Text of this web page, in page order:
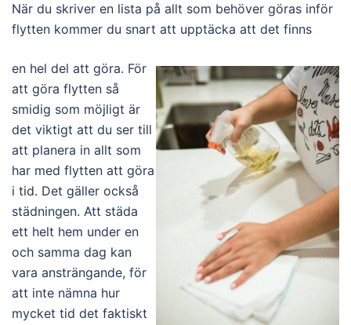
När du skriver en lista på allt som behöver göras inför
flytten kommer du snart att upptäcka att det finns
en hel del att göra. För
att göra flytten så
smidig som möjligt är
det viktigt att du ser till
att planera in allt som
har med flytten att göra
i tid. Det gäller också
städningen. Att städa
ett helt hem under en
och samma dag kan
vara ansträngande, för
att inte nämna hur
mycket tid det faktiskt